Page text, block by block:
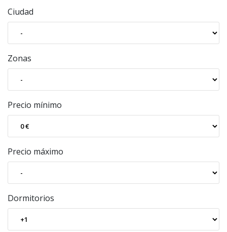
Ciudad
Zonas
Precio mínimo
Precio máximo
Dormitorios